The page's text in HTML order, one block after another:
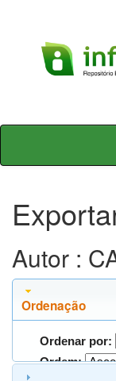
Skip
Autor :
Ordenação
Ordenar por:
Ordem: